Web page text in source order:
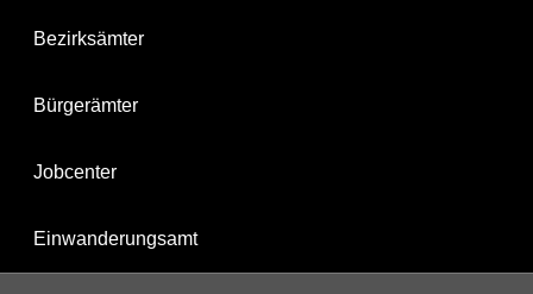
Bezirksämter
Bürgerämter
Jobcenter
Einwanderungsamt